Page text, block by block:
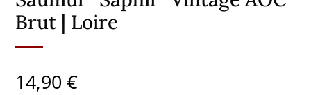
Brut | Loire
14,90€